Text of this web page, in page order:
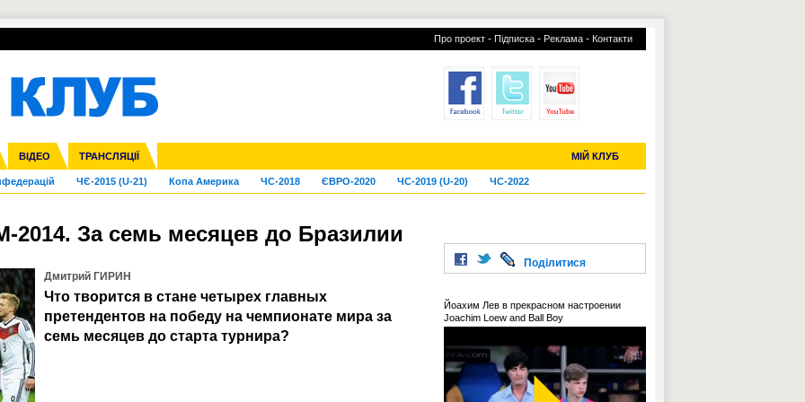
Про проект - Підписка - Реклама - Контакти
ВІДЕО ТРАНСЛЯЦІЇ МІЙ КЛУБ
ліга Кубок України Молодіжка
Ліга націй Ліга конференцій
Франція Інші
ЧЄ-2015 (U-21) Копа Америка ЧС-2018 ЄВРО-2020 ЧС-2019 (U-20) ЧС-2022
УПЛ-ПЕРЕХОДИ УСІ ТРАНСФЕРИ
За семь месяцев до Бразилии
Дмитрий ГИРИН
Что творится в стане четырех главных
претендентов на победу на чемпионате мира за
семь месяцев до старта турнира?
Поділитися
Йоахим Лев в прекрасном настроении
Joachim Loew and Ball Boy